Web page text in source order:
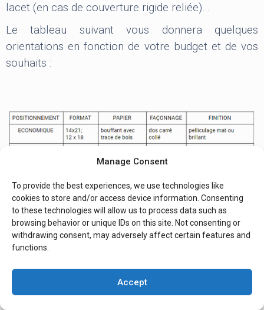
Manage Consent
To provide the best experiences, we use technologies like
cookies to store and/or access device information. Consenting
to these technologies will allow us to process data such as
browsing behavior or unique IDs on this site. Not consenting or
withdrawing consent, may adversely affect certain features and
functions.
Accept
lacet (en cas de couverture rigide reliée)…
Le tableau suivant vous donnera quelques
orientations en fonction de votre budget et de vos
souhaits :
disposition pour vous guider dès la conception de
votre ouvrage jusqu’à la naissance d’un bel objet